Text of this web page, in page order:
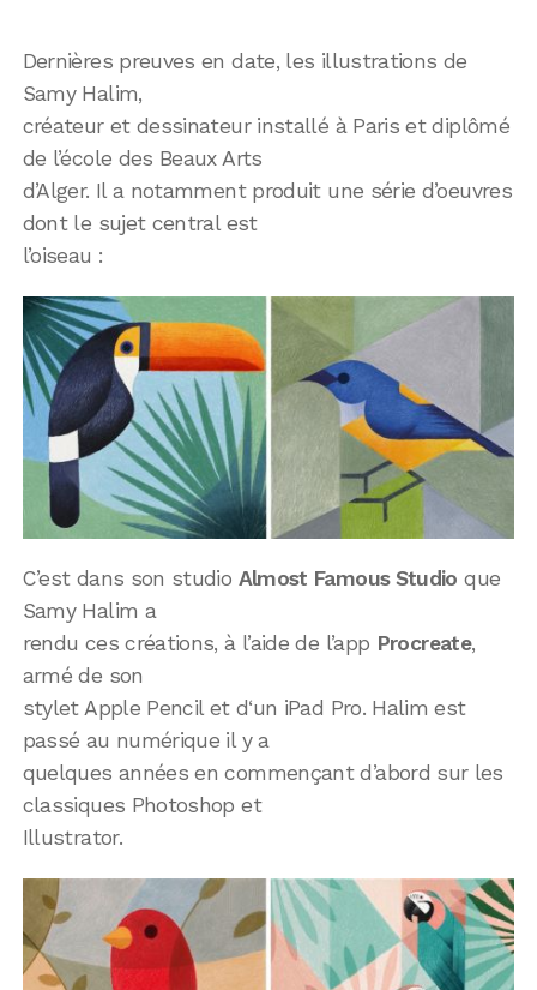
Dernières preuves en date, les illustrations de
Samy Halim,
créateur et dessinateur installé à Paris et diplômé
de l’école des Beaux Arts
d’Alger. Il a notamment produit une série d’oeuvres
dont le sujet central est
l’oiseau :
C’est dans son studio Almost Famous Studio que
Samy Halim a
rendu ces créations, à l’aide de l’app Procreate,
armé de son
stylet Apple Pencil et d‘un iPad Pro. Halim est
passé au numérique il y a
quelques années en commençant d’abord sur les
classiques Photoshop et
Illustrator.